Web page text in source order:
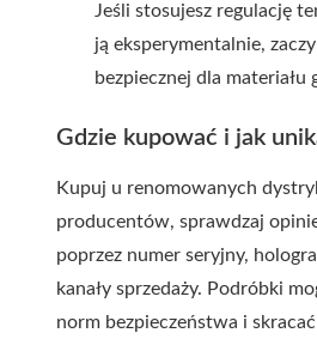
Jeśli stosujesz regulację
ją eksperymentalnie,
bezpiecznej dla materiału
Gdzie kupować i jak
Kupuj u renomowanych
producentów, sprawdzaj
poprzez numer seryjny,
kanały sprzedaży. Podróbki
norm bezpieczeństwa i